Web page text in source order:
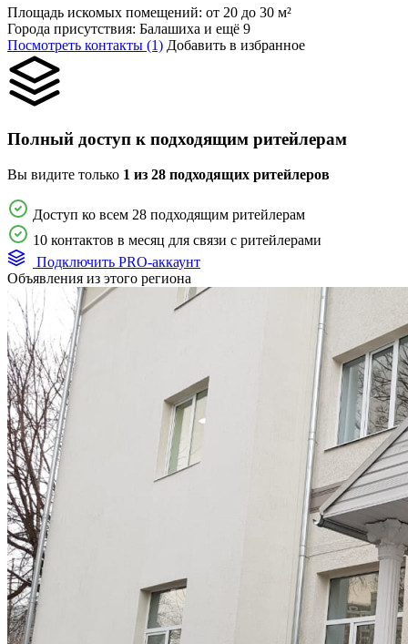
Площадь искомых помещений: от 20 до 30 м²
Города присутствия: Балашиха и ещё 9
Посмотреть контакты (1) Добавить в избранное
Полный доступ к подходящим ритейлерам
Вы видите только 1 из 28 подходящих ритейлеров
Доступ ко всем 28 подходящим ритейлерам
10 контактов в месяц для связи с ритейлерами
Подключить PRO-аккаунт
Объявления из этого региона